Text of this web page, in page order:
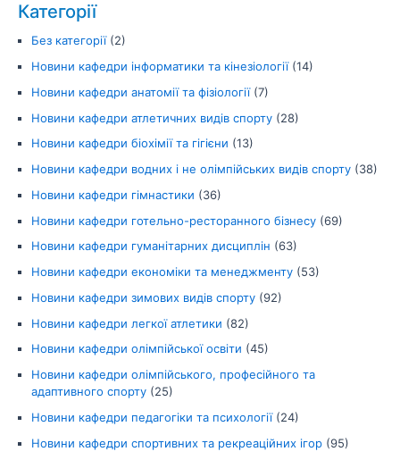
Категорії
Без категорії(2)
Новини кафедри інформатики та кінезіології(14)
Новини кафедри анатомії та фізіології(7)
Новини кафедри атлетичних видів спорту (28)
Новини кафедри біохімії та гігієни (13)
Новини кафедри водних і не олімпійських видів спорту (38)
Новини кафедри гімнастики (36)
Новини кафедри готельно-ресторанного бізнесу (69)
Новини кафедри гуманітарних дисциплін (63)
Новини кафедри економіки та менеджменту (53)
Новини кафедри зимових видів спорту (92)
Новини кафедри легкої атлетики (82)
Новини кафедри олімпійської освіти (45)
Новини кафедри олімпійського, професійного та
адаптивного спорту (25)
Новини кафедри педагогіки та психології(24)
Новини кафедри спортивних та рекреаційних ігор (95)